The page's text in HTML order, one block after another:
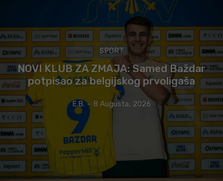
SPORT
NOVI KLUB ZA ZMAJA: Samed Baždar
potpisao za belgijskog prvoligaša
E.B. - 8 Augusta, 2026